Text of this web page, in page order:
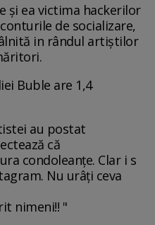
și ea victima hackerilor
de socializare,
in rândul artiștilor
Buble are 1,4
au postat
că
condoleanțe. Clar i s
Nu urâți ceva
nimeni!! "